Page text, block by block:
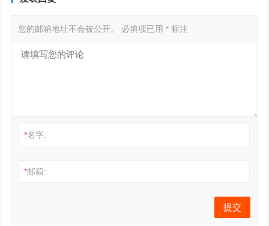
您的邮箱地址不会被公开。 必填项已用* 标注
*名字:
*邮箱: